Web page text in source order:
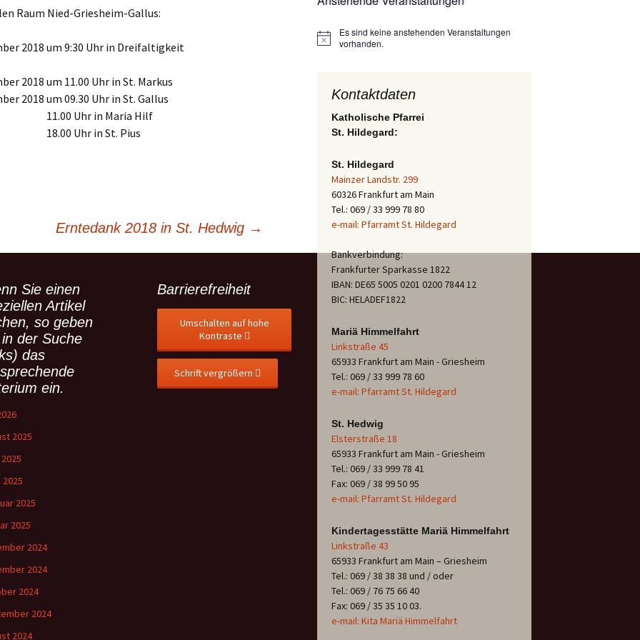
Link)
Caritas Frankfurt (ext.
Link)
Förderverein Caritas (ext.
Link)
Kirchenzeitung Limburg
(ext. Link)
(ext. Link)
Kirche St. Hedwig
Das Pfarrhaus
Unser Josefshaus
Haus im Haus
(St.Hedwig)
Raum Nied-Griesheim-Gallus:
2018 um 9:30 Uhr in Dreifaltigkeit
2018 um 11.00 Uhr in St. Markus
2018 um 09.30 Uhr in St. Gallus
Maria Hilf
in St. Pius
Erntedank 2018 in St. Hedwig →
Hinweis
Es sind keine anstehenden Veranstaltungen
vorhanden.
Kontaktdaten
Katholische Pfarrei
St. Hildegard:
St. Hildegard
Mainzer Landstr. 299
60326 Frankfurt am Main
Tel.: 069 / 33 999 78 80
e-mail: Pfarramt St. Hildegard
Bankverbindung:
Frankfurter Sparkasse 1822
IBAN: DE65 5005 0201 0200 7844 12
BIC: HELADEF1822
Mariä Himmelfahrt
Linkstraße 45
65933 Frankfurt am Main - Griesheim
Tel.: 069 / 33 999 78 60
e-mail: Pfarramt St. Hildegard
St. Hedwig
Elsterstraße 18
65933 Frankfurt am Main - Griesheim
Tel.: 069 / 33 999 78 41
Fax: 069 / 38 99 50 95
e-mail: Pfarramt St. Hildegard
Kindertagesstätte Mariä Himmelfahrt
Linkstraße 43
65933 Frankfurt am Main – Griesheim
Tel.: 069 / 38 38 38 und / oder
Tel.: 069 / 76 75 66 40
Fax: 069 / 35 35 10 03.
e-mail: Kita Mariä Himmelfahrt
Sie einen
Artikel
so geben
der Suche
das
ein.
2025
2025
2025
2024
2024
2024
2024
2024
Barrierefreiheit
Umschalten auf hohe
Kontraste
Schrift vergrößern